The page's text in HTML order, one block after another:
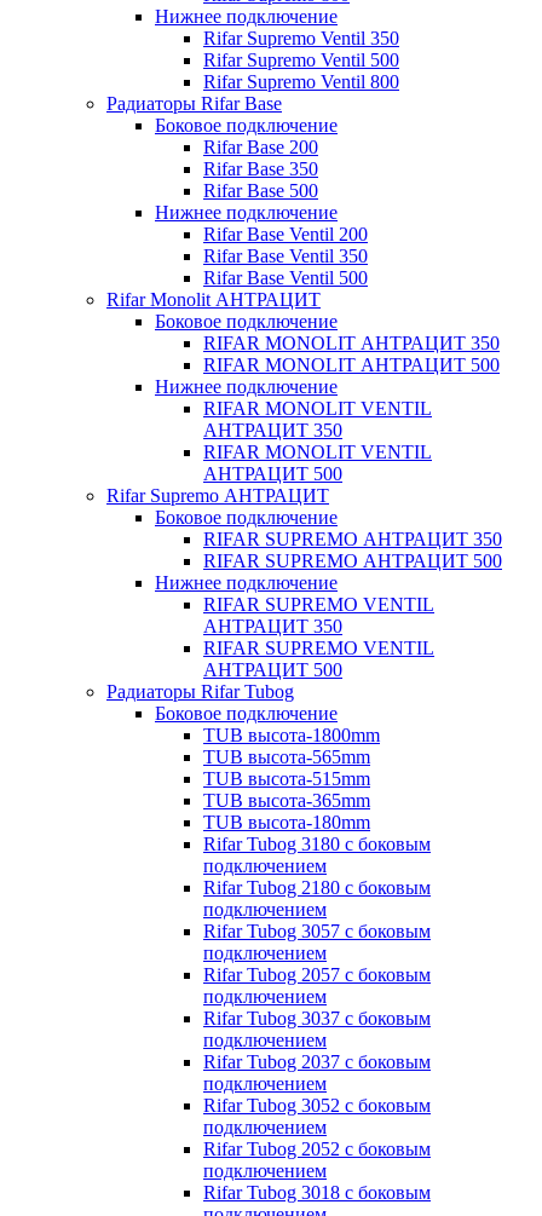
Нижнее подключение
Rifar Supremo Ventil 350
Rifar Supremo Ventil 500
Rifar Supremo Ventil 800
Радиаторы Rifar Base
Боковое подключение
Rifar Base 200
Rifar Base 350
Rifar Base 500
Нижнее подключение
Rifar Base Ventil 200
Rifar Base Ventil 350
Rifar Base Ventil 500
Rifar Monolit АНТРАЦИТ
Боковое подключение
RIFAR MONOLIT АНТРАЦИТ 350
RIFAR MONOLIT АНТРАЦИТ 500
Нижнее подключение
RIFAR MONOLIT VENTIL
АНТРАЦИТ 350
RIFAR MONOLIT VENTIL
АНТРАЦИТ 500
Rifar Supremo АНТРАЦИТ
Боковое подключение
RIFAR SUPREMO АНТРАЦИТ 350
RIFAR SUPREMO АНТРАЦИТ 500
Нижнее подключение
RIFAR SUPREMO VENTIL
АНТРАЦИТ 350
RIFAR SUPREMO VENTIL
АНТРАЦИТ 500
Радиаторы Rifar Tubog
Боковое подключение
TUB высота-1800mm
TUB высота-565mm
TUB высота-515mm
TUB высота-365mm
TUB высота-180mm
Rifar Tubog 3180 с боковым
подключением
Rifar Tubog 2180 с боковым
подключением
Rifar Tubog 3057 с боковым
подключением
Rifar Tubog 2057 с боковым
подключением
Rifar Tubog 3037 с боковым
подключением
Rifar Tubog 2037 с боковым
подключением
Rifar Tubog 3052 с боковым
подключением
Rifar Tubog 2052 с боковым
подключением
Rifar Tubog 3018 с боковым